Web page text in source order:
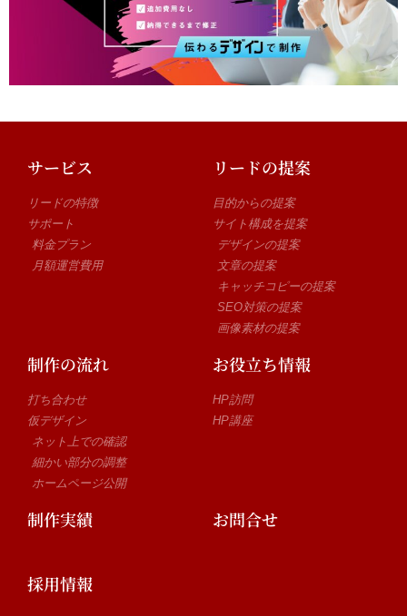
サービス
リードの特徴
サポート
料金プラン
月額運営費用
リードの提案
目的からの提案
サイト構成を提案
デザインの提案
文章の提案
キャッチコピーの提案
SEO対策の提案
画像素材の提案
制作の流れ
打ち合わせ
仮デザイン
ネット上での確認
細かい部分の調整
ホームページ公開
お役立ち情報
HP訪問
HP講座
制作実績 お問合せ
採用情報